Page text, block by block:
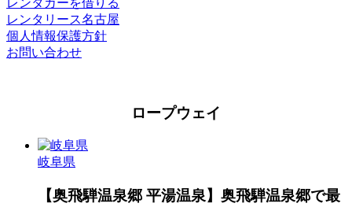
レンタカーを借りる
レンタリース名古屋
個人情報保護方針
お問い合わせ
ロープウェイ
岐阜県
【奥飛騨温泉郷 平湯温泉】奥飛騨温泉郷で最